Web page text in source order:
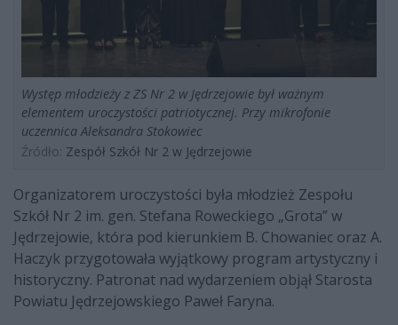
Występ młodzieży z ZS Nr 2 w Jędrzejowie był ważnym
elementem uroczystości patriotycznej. Przy mikrofonie
uczennica Aleksandra Stokowiec
Źródło: Zespół Szkół Nr 2 w Jędrzejowie
Organizatorem uroczystości była młodzież Zespołu
Szkół Nr 2 im. gen. Stefana Roweckiego „Grota” w
Jędrzejowie, która pod kierunkiem B. Chowaniec oraz A.
Haczyk przygotowała wyjątkowy program artystyczny i
historyczny. Patronat nad wydarzeniem objął Starosta
Powiatu Jędrzejowskiego Paweł Faryna.